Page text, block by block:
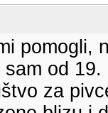
pomogli,
od
za